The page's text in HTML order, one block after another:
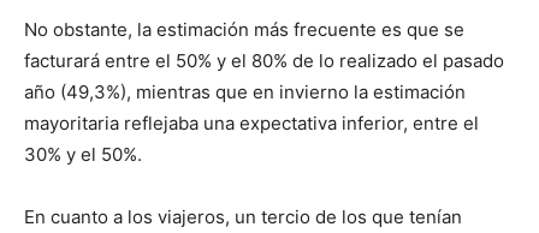
No obstante, la estimación más frecuente es que se
facturará entre el 50% y el 80% de lo realizado el pasado
año (49,3%), mientras que en invierno la estimación
mayoritaria reflejaba una expectativa inferior, entre el
30% y el 50%.
En cuanto a los viajeros, un tercio de los que tenían